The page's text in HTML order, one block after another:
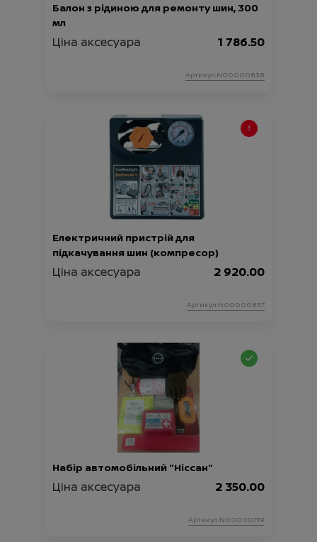
Балон з рідиною для ремонту шин, 300
мл
Ціна аксесуара 1 786.50
Артикул:N00000838
Електричний пристрій для
підкачування шин (компресор)
Ціна аксесуара 2 920.00
Артикул:N00000837
Набір автомобільний "Ніссан"
Ціна аксесуара 2 350.00
Артикул:N00000719